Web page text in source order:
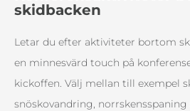
skidbacken
Letar du efter aktiviteter bortom
en minnesvärd touch på
kickoffen. Välj mellan till exempel
snöskovandring, norrskensspaning